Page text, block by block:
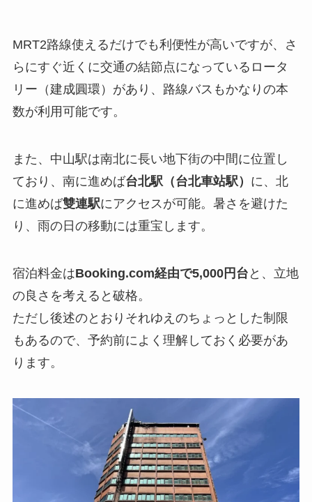
MRT2路線使えるだけでも利便性が高いですが、さ
らにすぐ近くに交通の結節点になっているロータ
リー（建成圓環）があり、路線バスもかなりの本
数が利用可能です。
また、中山駅は南北に長い地下街の中間に位置し
ており、南に進めば台北駅（台北車站駅） に、北
に進めば雙連駅にアクセスが可能。暑さを避けた
り、雨の日の移動には重宝します。
宿泊料金はBooking.com経由で5,000円台 と、立地
の良さを考えると破格。
ただし後述のとおりそれゆえのちょっとした制限
もあるので、予約前によく理解しておく必要があ
ります。